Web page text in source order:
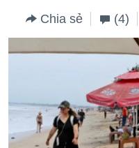
tới
TỰ DO BÁO CHÍ
VẠCH TRẦN TIN GIẢ
NGƯỜI VIỆT HẢI NGOẠI
KINH TẾ
KHOA HỌC
CHUYÊN ĐỀ
CHIẾN TRANH
TẠI
HÀNH TRÌNH BẦU CỬ
MỘT NĂM CHIẾN
GIẢI MÃ VÀNH ĐAI &
HỌC TIẾNG ANH
MẠNG XÃ HỘI
Chia sẻ (4)